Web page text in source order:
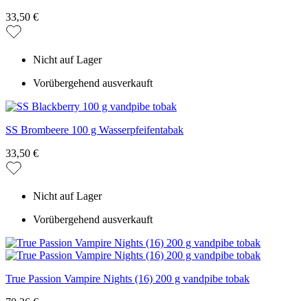
33,50 €
Nicht auf Lager
Vorübergehend ausverkauft
SS Brombeere 100 g Wasserpfeifentabak
33,50 €
Nicht auf Lager
Vorübergehend ausverkauft
True Passion Vampire Nights (16) 200 g vandpibe tobak